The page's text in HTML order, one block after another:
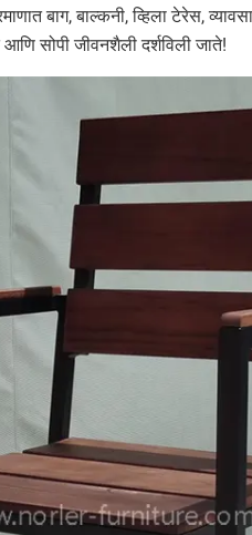
बाग, बाल्कनी, व्हिला टेरेस,
सोपी जीवनशैली दर्शविली जाते!